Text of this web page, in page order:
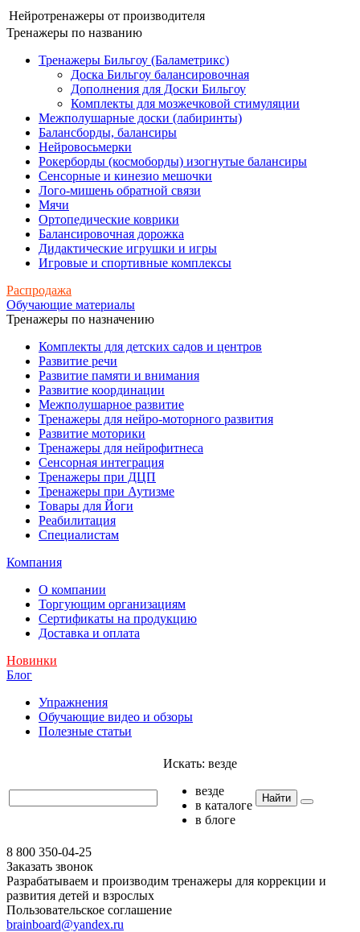
Нейротренажеры от производителя
Тренажеры по названию
Тренажеры Бильгоу (Баламетрикс)
Доска Бильгоу балансировочная
Дополнения для Доски Бильгоу
Комплекты для мозжечковой стимуляции
Межполушарные доски (лабиринты)
Балансборды, балансиры
Нейровосьмерки
Рокерборды (космоборды) изогнутые балансиры
Сенсорные и кинезио мешочки
Лого-мишень обратной связи
Мячи
Ортопедические коврики
Балансировочная дорожка
Дидактические игрушки и игры
Игровые и спортивные комплексы
Распродажа
Обучающие материалы
Тренажеры по назначению
Комплекты для детских садов и центров
Развитие речи
Развитие памяти и внимания
Развитие координации
Межполушарное развитие
Тренажеры для нейро-моторного развития
Развитие моторики
Тренажеры для нейрофитнеса
Сенсорная интеграция
Тренажеры при ДЦП
Тренажеры при Аутизме
Товары для Йоги
Реабилитация
Специалистам
Компания
О компании
Торгующим организациям
Сертификаты на продукцию
Доставка и оплата
Новинки
Блог
Упражнения
Обучающие видео и обзоры
Полезные статьи
Искать: везде
везде
в каталоге
в блоге
Найти
8 800 350-04-25
Заказать звонок
Разрабатываем и производим тренажеры для коррекции и
развития детей и взрослых
Пользовательское соглашение
brainboard@yandex.ru